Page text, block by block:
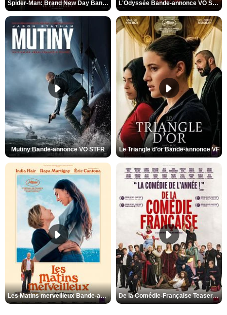
Spider-Man: Brand New Day Bande-annonce VO STFR L'Odyssée Bande-annonce VO STFR
Mutiny Bande-annonce VO STFR Le Triangle d'or Bande-annonce VF
Les Matins merveilleux Bande-annonce VF De la Comédie-Française Teaser VF